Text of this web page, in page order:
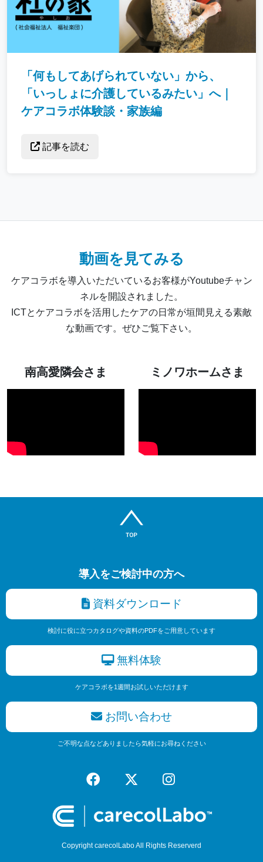
「何もしてあげられていない」から、
「いっしょに介護しているみたい」へ｜
ケアコラボ体験談・家族編
記事を読む
動画を見てみる
ケアコラボを導入いただいているお客様がYoutubeチャン
ネルを開設されました。
ICTとケアコラボを活用したケアの日常が垣間見える素敵
な動画です。ぜひご覧下さい。
南高愛隣会さま ミノワホームさま
導入をご検討中の方へ
資料ダウンロード
検討に役に立つカタログや資料のPDFをご用意しています
無料体験
ケアコラボを1週間お試しいただけます
お問い合わせ
ご不明な点などありましたら気軽にお尋ねください
Copyright carecolLabo All Rights Reserverd